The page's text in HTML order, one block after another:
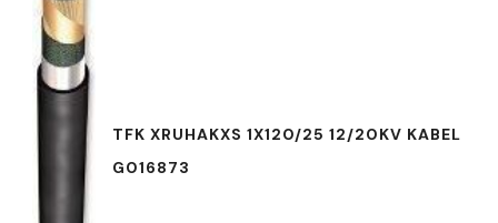
TFK XRUHAKXS 1X120/25 12/20KV KABEL
G016873